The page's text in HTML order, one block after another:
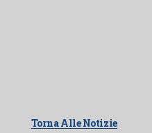
Torna Alle Notizie